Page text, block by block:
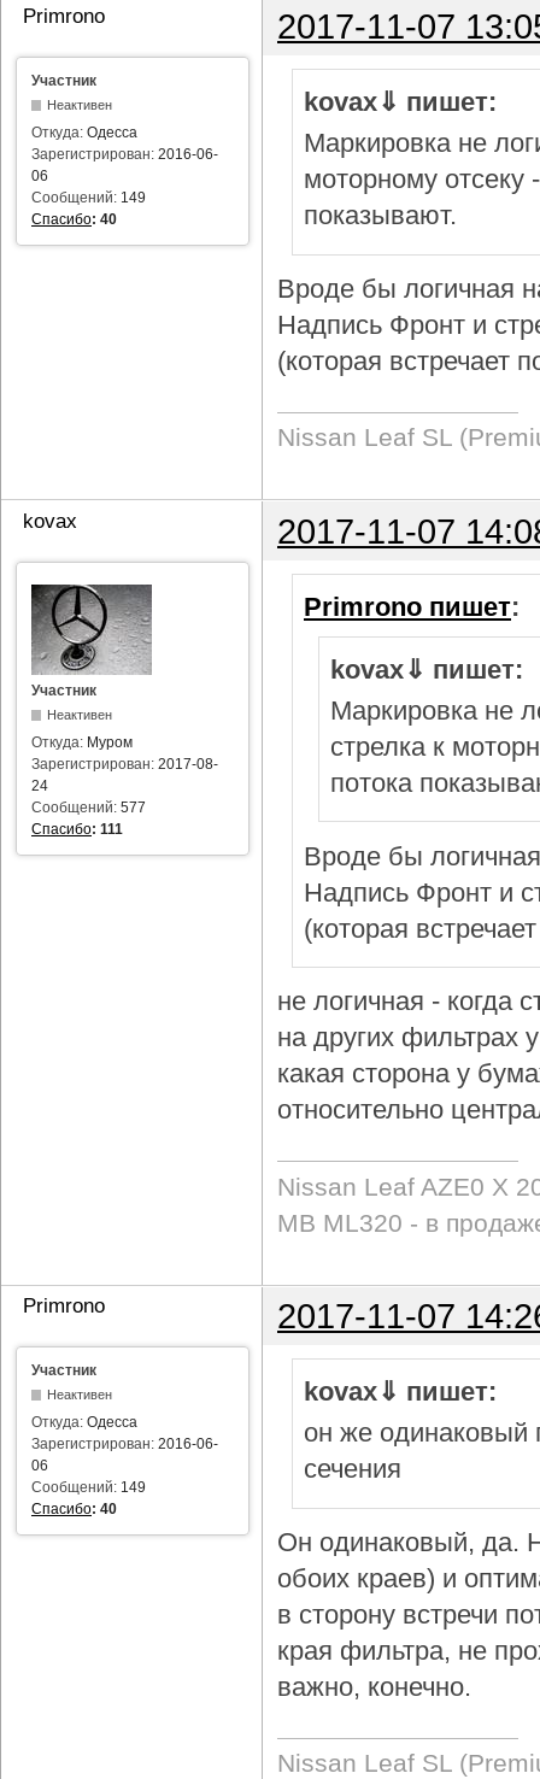
Primrono 2017-11-07
Участник
Неактивен
Откуда: Одесса
Зарегистрирован: 2016-06-
06
Сообщений: 149
Спасибо: 40
kovax⇓ пишет:
Маркировка не
моторному отсеку
показывают.
Вроде бы логичная
Надпись Фронт и
(которая встречает
Nissan Leaf SL
kovax 2017-11-07
Участник
Неактивен
Откуда: Муром
Зарегистрирован: 2017-08-
24
Сообщений: 577
Спасибо: 111
Primrono пишет:
kovax⇓ пишет:
Маркировка не
стрелка к
потока
Вроде бы
Надпись Фронт и
(которая
не логичная - когда
на других фильтрах
какая сторона у
относительно
Nissan Leaf AZE0 X
MB ML320 - в
Primrono 2017-11-07
Участник
Неактивен
Откуда: Одесса
Зарегистрирован: 2016-06-
06
Сообщений: 149
Спасибо: 40
kovax⇓ пишет:
он же одинаковый
сечения
Он одинаковый, да.
обоих краев) и
в сторону встречи
края фильтра, не
важно, конечно.
Nissan Leaf SL